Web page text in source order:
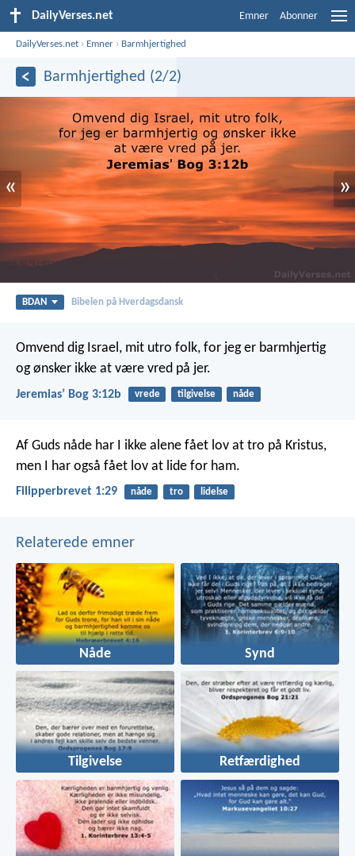
DailyVerses.net Emner Abonner
DailyVerses.net › Emner › Barmhjertighed
Barmhjertighed (2/2)
« »
BDAN Bibelen på Hverdagsdansk
Omvend dig Israel, mit utro folk, for jeg er barmhjertig
og ønsker ikke at være vred på jer.
Jeremiasʼ Bog 3:12b vrede tilgivelse nåde
Af Guds nåde har I ikke alene fået lov at tro på Kristus,
men I har også fået lov at lide for ham.
Filipperbrevet 1:29 nåde tro lidelse
Relaterede emner
Nåde Synd
Tilgivelse Retfærdighed